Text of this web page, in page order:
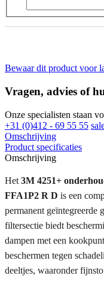
Bewaar dit product voor
Vragen, advies of
Onze specialisten staan
+31 (0)412 - 69 55 55
Omschrijving
Product specificaties
Omschrijving
Het 3M 4251+
FFA1P2 R D is een
permanent geïntegreerde
filtersectie biedt
dampen met een
beschermen tegen
deeltjes, waaronder